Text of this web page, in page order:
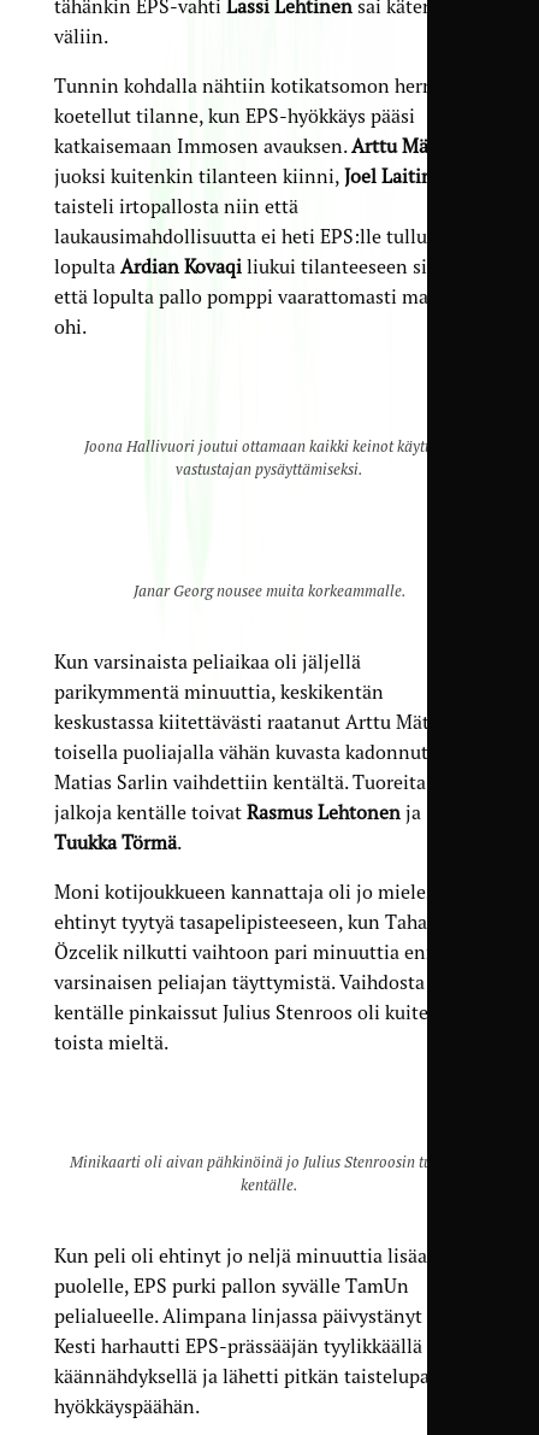
tähänkin EPS-vahti Lassi Lehtinensai kätensä
väliin.
Tunnin kohdalla nähtiin kotikatsomon hermoja
koetellut tilanne, kun EPS-hyökkäys pääsi
katkaisemaan Immosen avauksen.Arttu Mättö
juoksi kuitenkin tilanteen kiinni, Joel Laitinen
taisteli irtopallosta niin että
laukausimahdollisuutta ei heti EPS:lle tullut, ja
lopulta Ardian Kovaqiliukui tilanteeseen siten,
että lopulta pallo pomppi vaarattomasti maalin
ohi.
Joona Hallivuori joutui ottamaan kaikki keinot käyttöön
vastustajan pysäyttämiseksi.
Janar Georg nousee muita korkeammalle.
Kun varsinaista peliaikaa oli jäljellä
parikymmentä minuuttia, keskikentän
keskustassa kiitettävästi raatanut Arttu Mättö ja
toisella puoliajalla vähän kuvasta kadonnut
Matias Sarlin vaihdettiin kentältä. Tuoreita
jalkoja kentälle toivat Rasmus Lehtonenja
Tuukka Törmä.
Moni kotijoukkueen kannattaja oli jo mielessään
ehtinyt tyytyä tasapelipisteeseen, kun Taha
Özcelik nilkutti vaihtoon pari minuuttia ennen
varsinaisen peliajan täyttymistä. Vaihdosta
kentälle pinkaissut Julius Stenroos oli kuitenkin
toista mieltä.
Minikaarti oli aivan pähkinöinä jo Julius Stenroosin tullessa
kentälle.
Kun peli oli ehtinyt jo neljä minuuttia lisäajan
puolelle, EPS purki pallon syvälle TamUn
pelialueelle. Alimpana linjassa päivystänyt Lauri
Kesti harhautti EPS-prässääjän tyylikkäällä
käännähdyksellä ja lähetti pitkän taistelupallon
hyökkäyspäähän.